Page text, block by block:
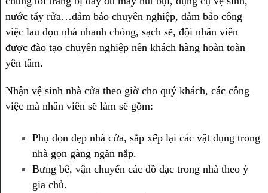
nước tẩy rửa…đảm bảo chuyên nghiệp, đảm bảo công
việc lau dọn nhà nhanh chóng, sạch sẽ, đội nhân viên
được đào tạo chuyên nghiệp nên khách hàng hoàn toàn
yên tâm.
Nhận vệ sinh nhà cửa theo giờ cho quý khách, các công
việc mà nhân viên sẽ làm sẽ gồm:
Phụ dọn dẹp nhà cửa, sắp xếp lại các vật dụng trong
nhà gọn gàng ngăn nắp.
Bưng bê, vận chuyển các đồ đạc trong nhà theo ý
gia chủ.